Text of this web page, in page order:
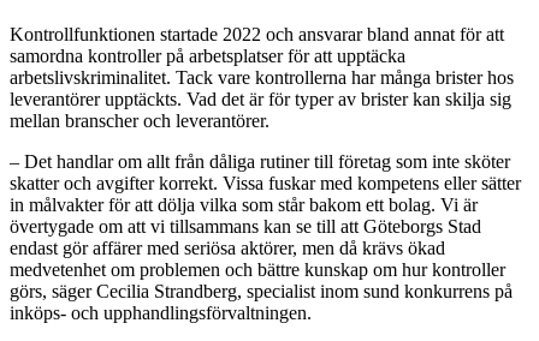
Kontrollfunktionen startade 2022 och ansvarar bland annat för att
samordna kontroller på arbetsplatser för att upptäcka
arbetslivskriminalitet. Tack vare kontrollerna har många brister hos
leverantörer upptäckts. Vad det är för typer av brister kan skilja sig
mellan branscher och leverantörer.
– Det handlar om allt från dåliga rutiner till företag som inte sköter
skatter och avgifter korrekt. Vissa fuskar med kompetens eller sätter
in målvakter för att dölja vilka som står bakom ett bolag. Vi är
övertygade om att vi tillsammans kan se till att Göteborgs Stad
endast gör affärer med seriösa aktörer, men då krävs ökad
medvetenhet om problemen och bättre kunskap om hur kontroller
görs, säger Cecilia Strandberg, specialist inom sund konkurrens på
inköps- och upphandlingsförvaltningen.